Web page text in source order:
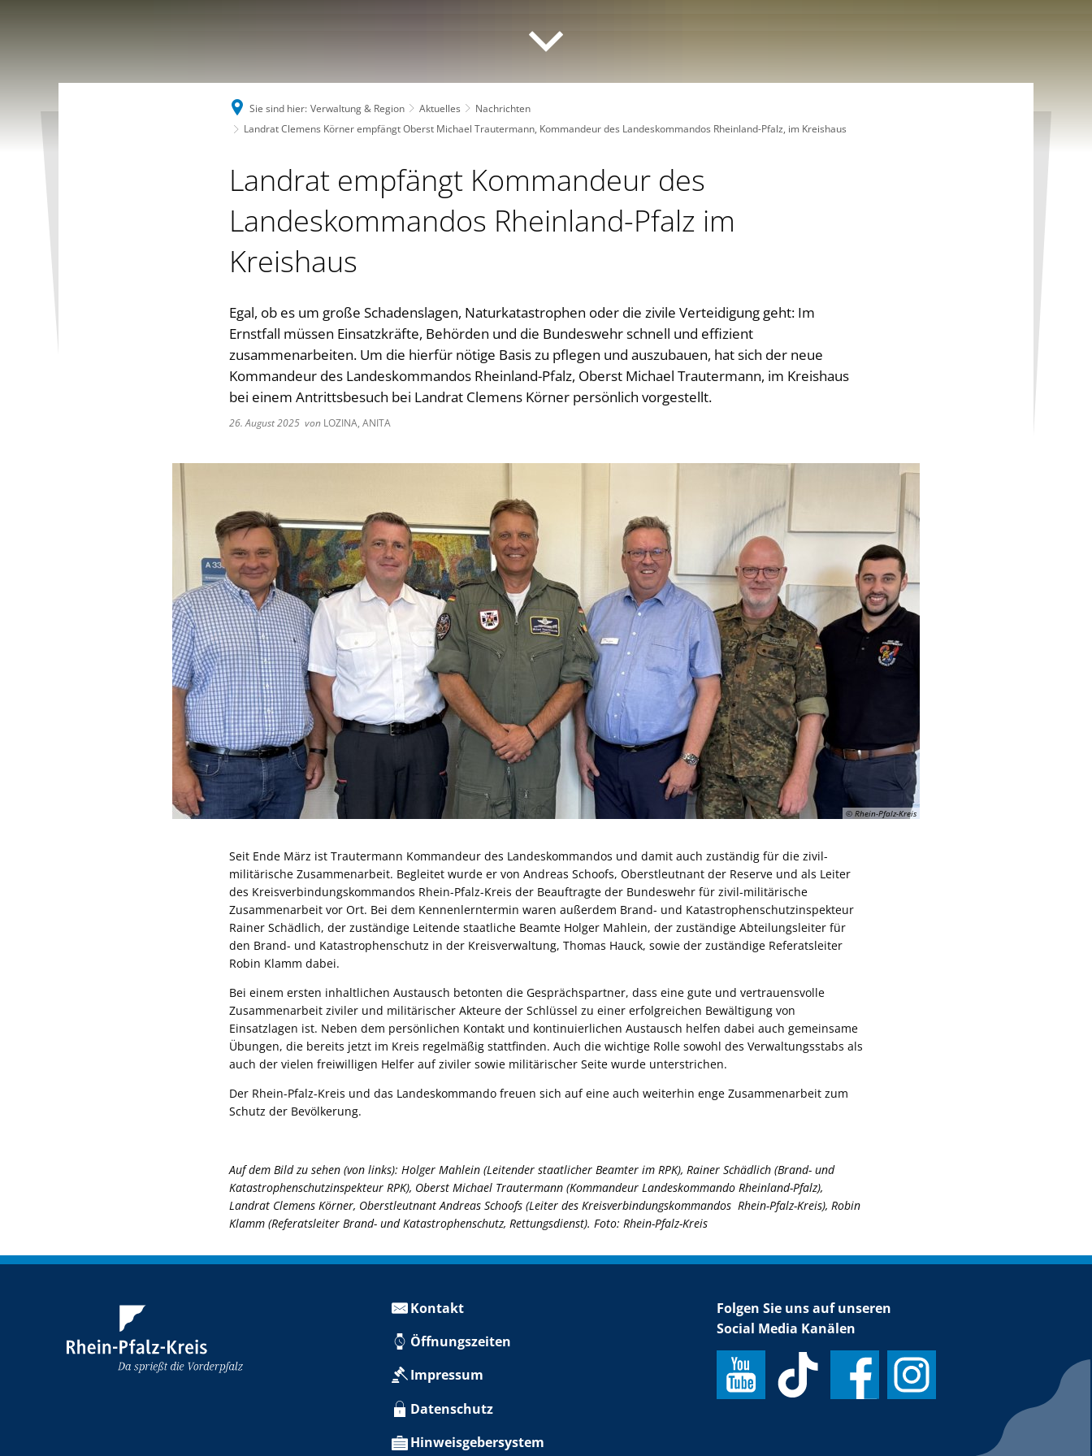
Sie sind hier: Verwaltung & Region Aktuelles
Nachrichten
Landrat Clemens Körner empfängt Oberst Michael Trautermann, Kommandeur des Landeskommandos Rheinland-Pfalz, im Kreishaus
Landrat empfängt Kommandeur des
Landeskommandos Rheinland-Pfalz im
Kreishaus
Egal, ob es um große Schadenslagen, Naturkatastrophen oder die zivile Verteidigung geht: Im
Ernstfall müssen Einsatzkräfte, Behörden und die Bundeswehr schnell und effizient
zusammenarbeiten. Um die hierfür nötige Basis zu pflegen und auszubauen, hat sich der neue
Kommandeur des Landeskommandos Rheinland-Pfalz, Oberst Michael Trautermann, im Kreishaus
bei einem Antrittsbesuch bei Landrat Clemens Körner persönlich vorgestellt.
26. August 2025 von LOZINA, ANITA
© Rhein-Pfalz-Kreis
Seit Ende März ist Trautermann Kommandeur des Landeskommandos und damit auch zuständig für die zivil-
militärische Zusammenarbeit. Begleitet wurde er von Andreas Schoofs, Oberstleutnant der Reserve und als Leiter
des Kreisverbindungskommandos Rhein-Pfalz-Kreis der Beauftragte der Bundeswehr für zivil-militärische
Zusammenarbeit vor Ort. Bei dem Kennenlerntermin waren außerdem Brand- und Katastrophenschutzinspekteur
Rainer Schädlich, der zuständige Leitende staatliche Beamte Holger Mahlein, der zuständige Abteilungsleiter für
den Brand- und Katastrophenschutz in der Kreisverwaltung, Thomas Hauck, sowie der zuständige Referatsleiter
Robin Klamm dabei.
Bei einem ersten inhaltlichen Austausch betonten die Gesprächspartner, dass eine gute und vertrauensvolle
Zusammenarbeit ziviler und militärischer Akteure der Schlüssel zu einer erfolgreichen Bewältigung von
Einsatzlagen ist. Neben dem persönlichen Kontakt und kontinuierlichen Austausch helfen dabei auch gemeinsame
Übungen, die bereits jetzt im Kreis regelmäßig stattfinden. Auch die wichtige Rolle sowohl des Verwaltungsstabs als
auch der vielen freiwilligen Helfer auf ziviler sowie militärischer Seite wurde unterstrichen.
Der Rhein-Pfalz-Kreis und das Landeskommando freuen sich auf eine auch weiterhin enge Zusammenarbeit zum
Schutz der Bevölkerung.
Auf dem Bild zu sehen (von links): Holger Mahlein (Leitender staatlicher Beamter im RPK), Rainer Schädlich (Brand- und
Katastrophenschutzinspekteur RPK), Oberst Michael Trautermann (Kommandeur Landeskommando Rheinland-Pfalz),
Landrat Clemens Körner, Oberstleutnant Andreas Schoofs (Leiter des Kreisverbindungskommandos Rhein-Pfalz-Kreis), Robin
Klamm (Referatsleiter Brand- und Katastrophenschutz, Rettungsdienst). Foto: Rhein-Pfalz-Kreis
Kontakt
Öffnungszeiten
Impressum
Datenschutz
Hinweisgebersystem
Folgen Sie uns auf unseren
Social Media Kanälen